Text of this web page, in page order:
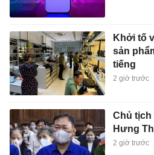
Khởi tố
sản
tiếng
2 giờ trước
Chủ tịch
Hưng
2 giờ trước